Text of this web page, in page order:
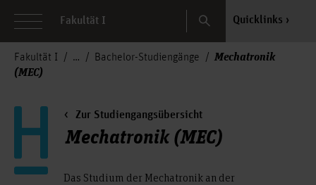
Fakultät I Search Quicklinks
Fakultät I Bachelor-Studiengänge
Mechatronik
(MEC)
Zur Studiengangsübersicht
Mechatronik (MEC)
Das Studium der Mechatronik an der